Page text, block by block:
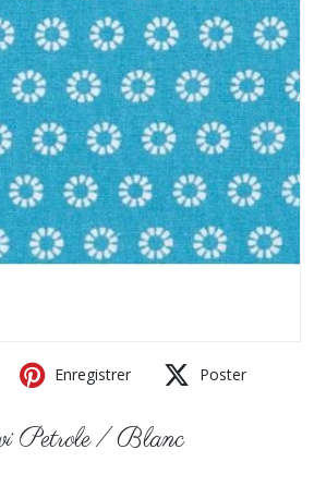
Enregistrer Poster
Petrole / Blanc